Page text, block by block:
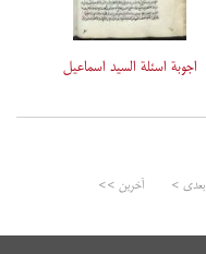
اجوبة اسئلة السید اسماعیل
بعدی > آخرین >>